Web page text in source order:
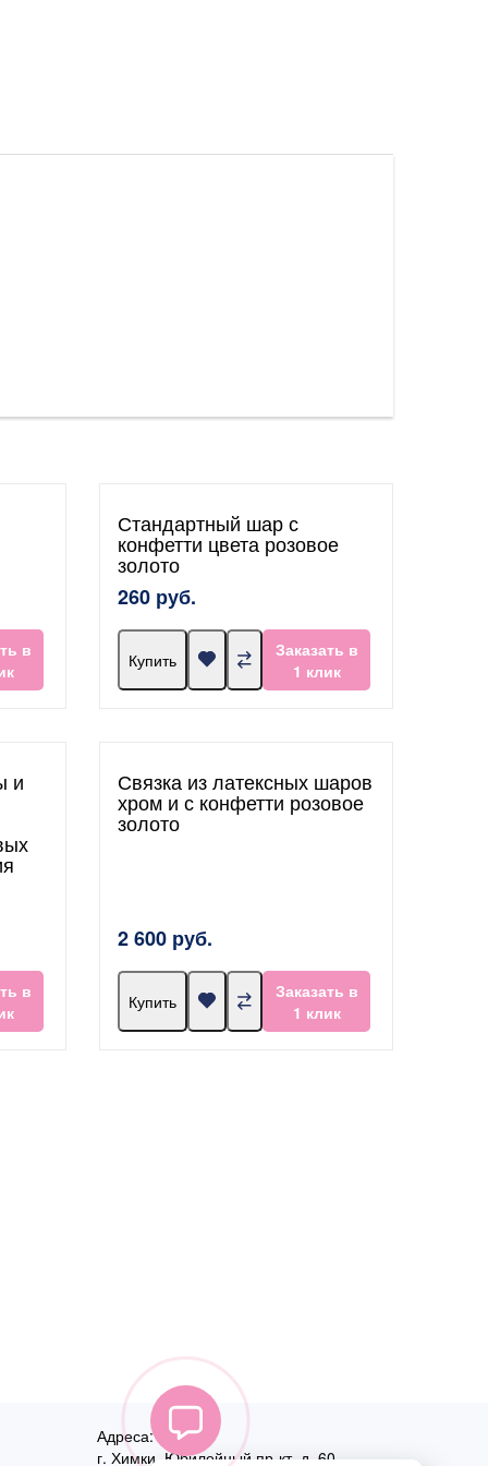
в
Стандартный шар с
конфетти цвета розовое
золото
260 руб.
Купить
Заказать в
1 клик
и
в
Связка из латексных шаров
хром и с конфетти розовое
золото
2 600 руб.
Купить
Заказать в
1 клик
Адреса:
г. Химки, Юбилейный пр-кт, д. 60